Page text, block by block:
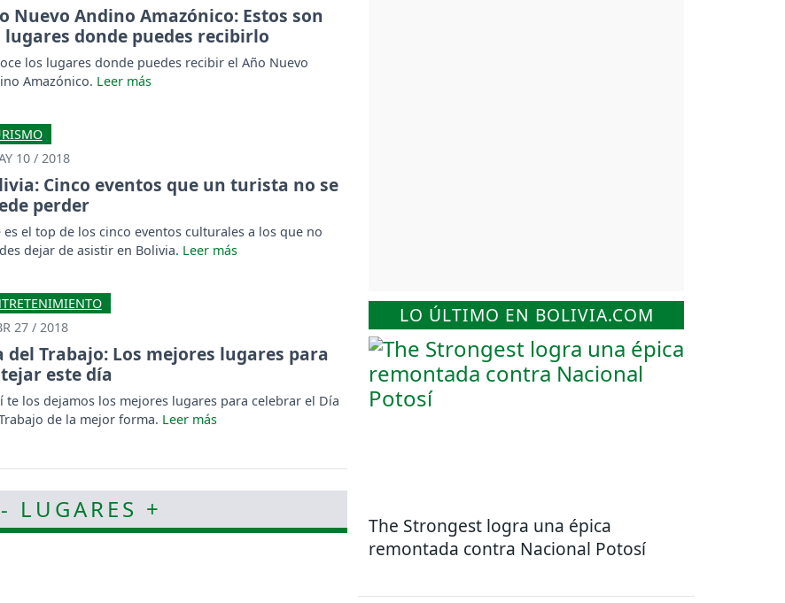
Nuevo Andino Amazónico: Estos son
lugares donde puedes recibirlo
los lugares donde puedes recibir el Año Nuevo
Amazónico.
10 / 2018
Cinco eventos que un turista no se
perder
es el top de los cinco eventos culturales a los que no
dejar de asistir en Bolivia.
27 / 2018
del Trabajo: Los mejores lugares para
este día
te los dejamos los mejores lugares para celebrar el Día
de la mejor forma.
LUGARES +
LO ÚLTIMO EN BOLIVIA.COM
The Strongest logra una épica
remontada contra Nacional Potosí